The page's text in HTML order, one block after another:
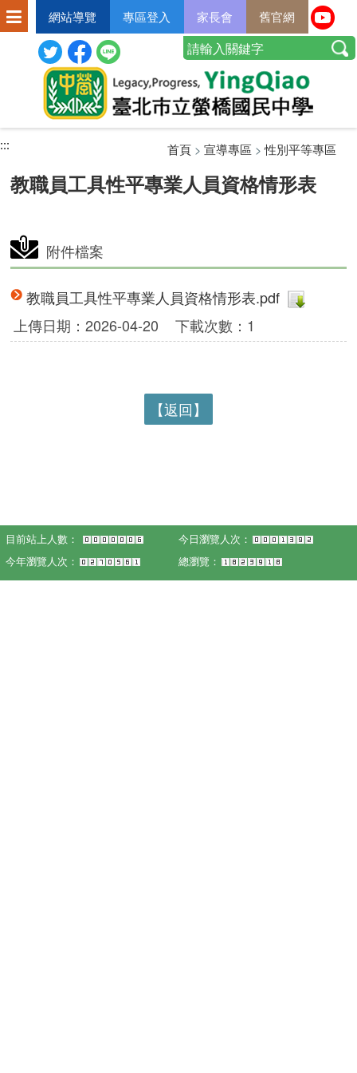
網站導覽 專區登入 家長會 舊官網
:::
:::
教職員工具性平專業人員資格情形表
首頁> 宣導專區 >性別平等專區
附件檔案
教職員工具性平專業人員資格情形表.pdf
上傳日期：2026-04-20
下載次數：1
【返回】
目前站上人數：
今日瀏覽人次：
今年瀏覽人次：
總瀏覽：